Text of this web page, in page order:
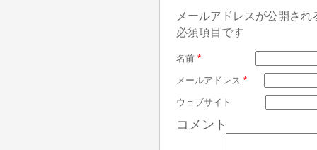
メールアドレスが公開さ
必須項目です
名前 *
メールアドレス *
ウェブサイト
コメント